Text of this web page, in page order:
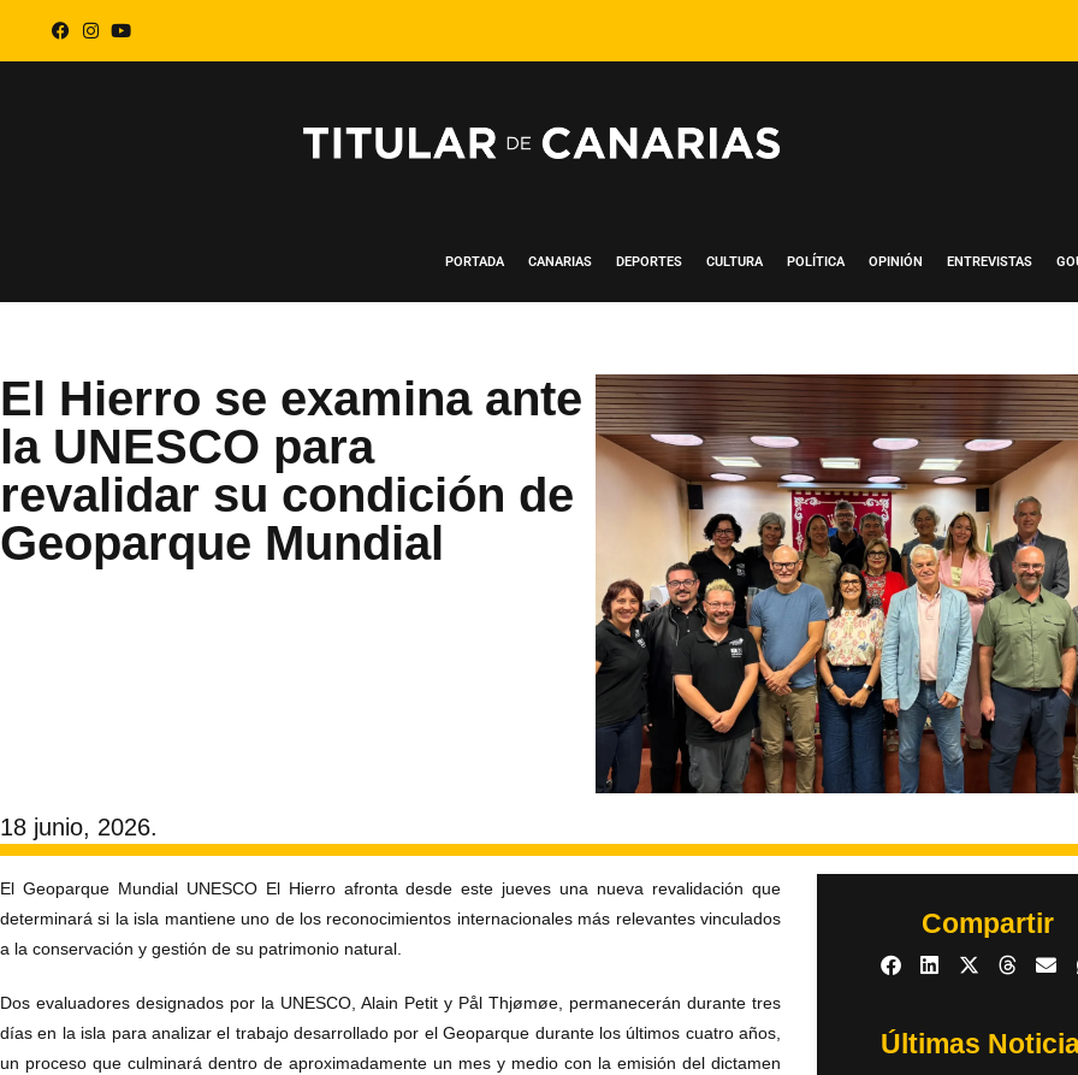
PORTADA CANARIAS DEPORTES CULTURA POLÍTICA OPINIÓN ENTREVISTAS
El Hierro se examina ante
la UNESCO para
revalidar su condición de
Geoparque Mundial
18 junio, 2026.
El Geoparque Mundial UNESCO El Hierro afronta desde este jueves una nueva revalidación que
determinará si la isla mantiene uno de los reconocimientos internacionales más relevantes vinculados
a la conservación y gestión de su patrimonio natural.
Dos evaluadores designados por la UNESCO, Alain Petit y Pål Thjømøe, permanecerán durante tres
días en la isla para analizar el trabajo desarrollado por el Geoparque durante los últimos cuatro años,
un proceso que culminará dentro de aproximadamente un mes y medio con la emisión del dictamen
Compartir
Últimas